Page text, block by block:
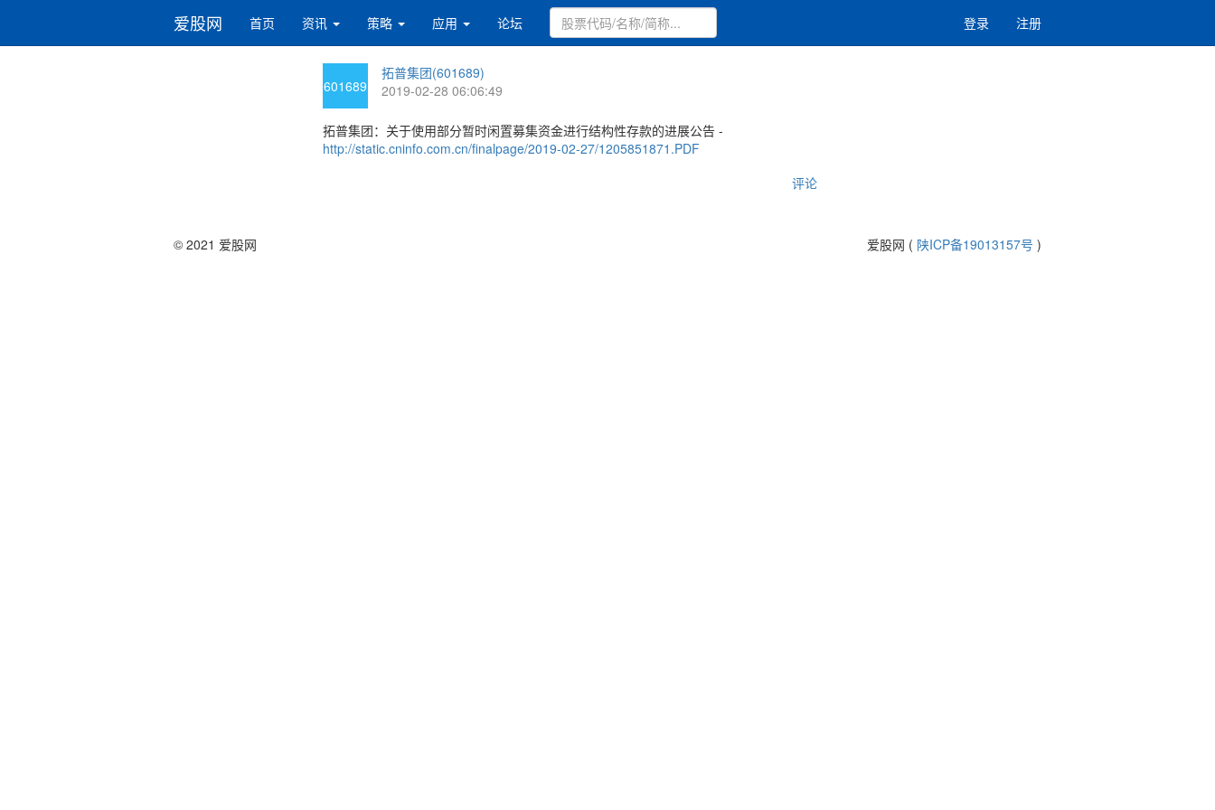
爱股网 首页 资讯 策略 应用 论坛 登录 注册
601689
拓普集团(601689)
2019-02-28 06:06:49
拓普集团：关于使用部分暂时闲置募集资金进行结构性存款的进展公告 -
http://static.cninfo.com.cn/finalpage/2019-02-27/1205851871.PDF
评论
© 2021 爱股网 爱股网 ( 陕ICP备19013157号 )